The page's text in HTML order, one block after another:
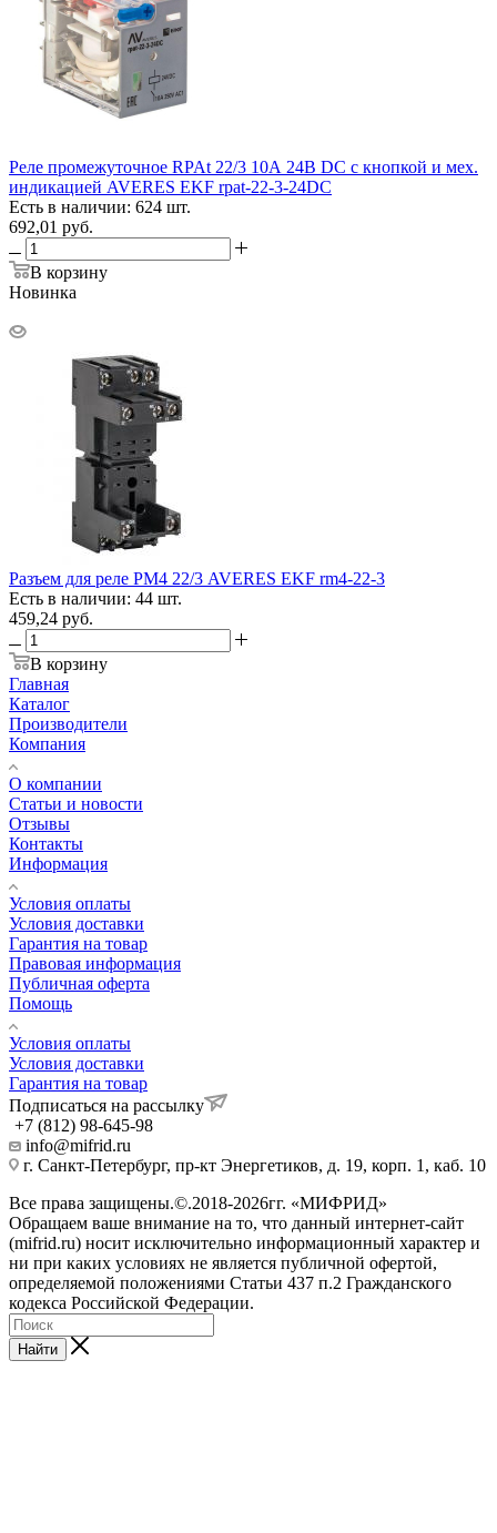
Реле промежуточное RPAt 22/3 10А 24В DC с кнопкой и мех.
индикацией AVERES EKF rpat-22-3-24DC
Есть в наличии: 624 шт.
692,01 руб.
В корзину
Новинка
Разъем для реле РМ4 22/3 AVERES EKF rm4-22-3
Есть в наличии: 44 шт.
459,24 руб.
В корзину
Главная
Каталог
Производители
Компания
О компании
Статьи и новости
Отзывы
Контакты
Информация
Условия оплаты
Условия доставки
Гарантия на товар
Правовая информация
Публичная оферта
Помощь
Условия оплаты
Условия доставки
Гарантия на товар
Подписаться на рассылку
+7 (812) 98-645-98
info@mifrid.ru
г. Санкт-Петербург, пр-кт Энергетиков, д. 19, корп. 1, каб. 10
Все права защищены.©.2018-2026гг. «МИФРИД»
Обращаем ваше внимание на то, что данный интернет-сайт
(mifrid.ru) носит исключительно информационный характер и
ни при каких условиях не является публичной офертой,
определяемой положениями Статьи 437 п.2 Гражданского
кодекса Российской Федерации.
Найти